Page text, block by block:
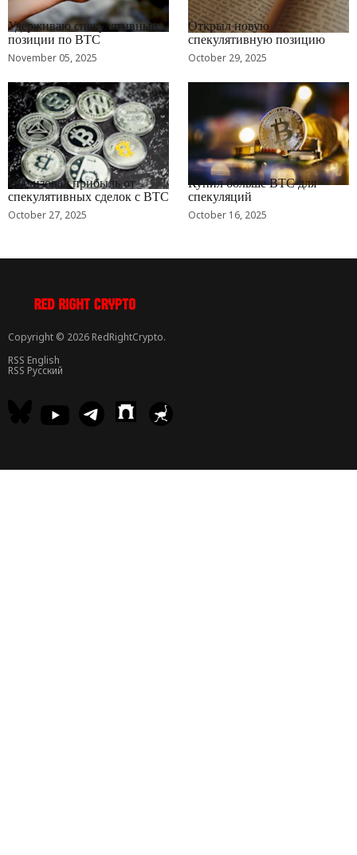
RRCNEWS_RU
Удерживаю спекулятивные
позиции по BTC
November 05, 2025
RRCNEWS_RU
Открыл новую
спекулятивную позицию
October 29, 2025
RRCNEWS_RU
Реализовал прибыль от
спекулятивных сделок с BTC
October 27, 2025
RRCNEWS_RU
Купил больше BTC для
спекуляций
October 16, 2025
Copyright © 2026 RedRightCrypto.
RSS English
RSS Русский